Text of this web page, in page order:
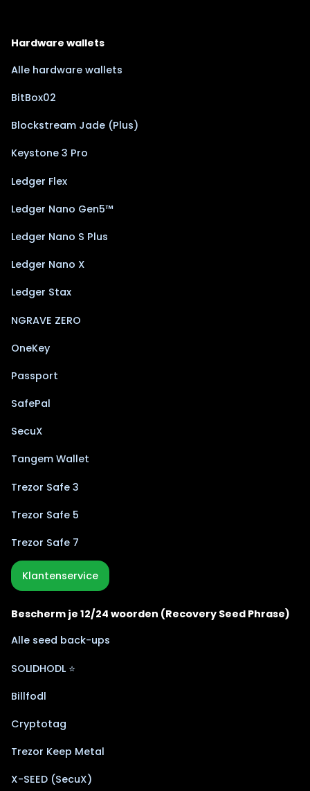
Hardware wallets
Alle hardware wallets
BitBox02
Blockstream Jade (Plus)
Keystone 3 Pro
Ledger Flex
Ledger Nano Gen5™
Ledger Nano S Plus
Ledger Nano X
Ledger Stax
NGRAVE ZERO
OneKey
Passport
SafePal
SecuX
Tangem Wallet
Trezor Safe 3
Trezor Safe 5
Trezor Safe 7
Klantenservice
Bescherm je 12/24 woorden (Recovery Seed Phrase)
Alle seed back-ups
SOLIDHODL ⭐
Billfodl
Cryptotag
Trezor Keep Metal
X-SEED (SecuX)